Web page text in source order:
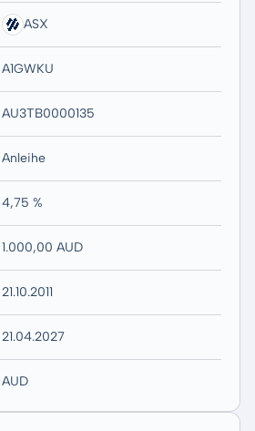
ASX
A1GWKU
AU3TB0000135
Anleihe
4,75 %
1.000,00 AUD
21.10.2011
21.04.2027
AUD